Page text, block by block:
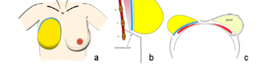
psychosociale en/of lichamelijke problemen zoals
stress, angst, extreme vermoeidheid, pijnlijke
gewrichten, een verminderde conditie, lymfoedeem…
Dit kan een grote invloed hebben op het algemeen